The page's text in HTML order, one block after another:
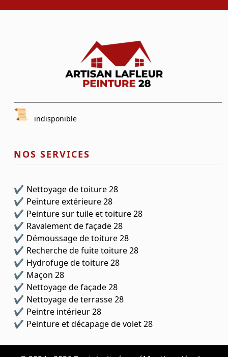
indisponible
NOS SERVICES
Nettoyage de toiture 28
Peinture extérieure 28
Peinture sur tuile et toiture 28
Ravalement de façade 28
Démoussage de toiture 28
Recherche de fuite toiture 28
Hydrofuge de toiture 28
Maçon 28
Nettoyage de façade 28
Nettoyage de terrasse 28
Peintre intérieur 28
Peinture et décapage de volet 28